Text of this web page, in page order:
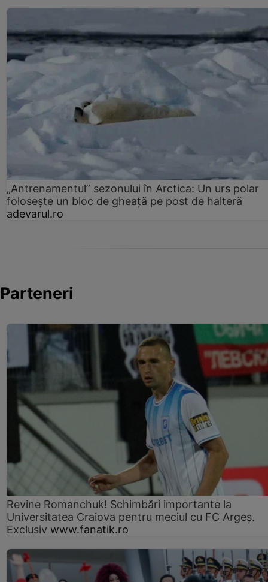
„Antrenamentul” sezonului în Arctica: Un urs polar
folosește un bloc de gheață pe post de halteră
adevarul.ro
Parteneri
Revine Romanchuk! Schimbări importante la
Universitatea Craiova pentru meciul cu FC Argeş.
Exclusiv www.fanatik.ro